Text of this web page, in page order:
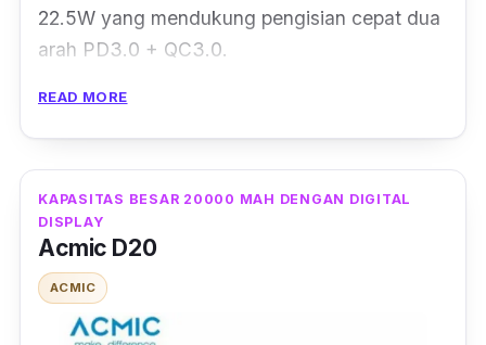
22.5W yang mendukung pengisian cepat dua
arah PD3.0 + QC3.0.
Serta kompetibel dengan beberapa device,
seperti QC3.0, PD3.0, FCP, AFC, iP, Mi,
Huawei, Samsung, dan handphone lainnya.
Dibekali juga dengan jaminan keamanan,
dimana arus keluaran cocok secara otomatis
sehingga perangkat yang terisi daya tidak
akan menjadi panas bahkan untuk pengisian
yang lama.
READ MORE
KAPASITAS BESAR 20000 MAH DENGAN DIGITAL
DISPLAY
Acmic D20
ACMIC